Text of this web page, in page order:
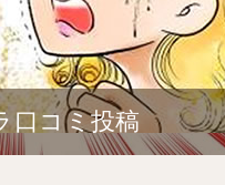
口コミ投稿